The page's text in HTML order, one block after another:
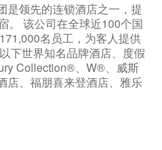
是领先的连锁酒店之一，提
。 该公司在全球近100个国
名员工，为客人提供
下世界知名品牌酒店、度假
Collection®、W®、威斯
店、福朋喜来登酒店、雅乐